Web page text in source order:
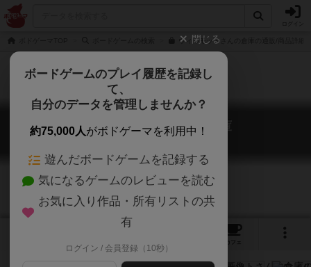
ウィルモットさんの倉庫の通販/商品詳細
ウィルモットさんの倉庫
Wilmot’s Warehouse
カフェ
閉じる
ボードゲームのプレイ履歴を記録し
て、
自分のデータを管理しませんか？
約75,000人がボドゲーマを利用中！
遊んだボードゲームを記録する
気になるゲームのレビューを読む
お気に入り作品・所有リストの共
有
ログイン / 会員登録（10秒）